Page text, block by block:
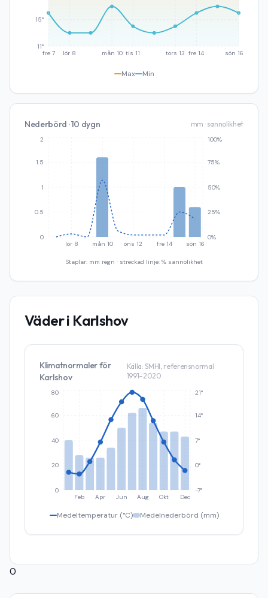
fre 7 lör 8 mån 10 tis 11 tors 13 fre 14 sön 16
11°
15°
Max Min
Nederbörd · 10 dygn mm · sannolikhet
lör 8 mån 10 ons 12 fre 14 sön 16
0
0.5
1
1.5
2
0%
25%
50%
75%
100%
Staplar: mm regn · streckad linje: % sannolikhet
Väder i Karlshov
Klimatnormaler för
Karlshov
Källa: SMHI, referensnormal
1991–2020
Feb Apr Jun Aug Okt Dec
0
20
40
60
80
-7°
0°
7°
14°
21°
Medeltemperatur (°C) Medelnederbörd (mm)
0